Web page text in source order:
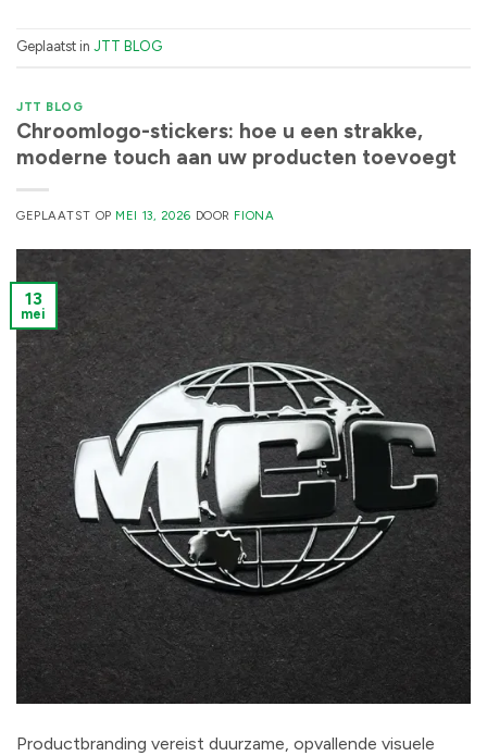
Geplaatst in JTT BLOG
JTT BLOG
Chroomlogo-stickers: hoe u een strakke,
moderne touch aan uw producten toevoegt
GEPLAATST OP MEI 13, 2026 DOOR FIONA
13
mei
Productbranding vereist duurzame, opvallende visuele